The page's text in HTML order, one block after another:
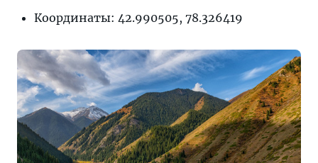
Координаты: 42.990505, 78.326419